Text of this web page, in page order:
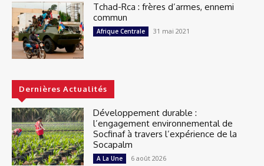
Tchad-Rca : frères d’armes, ennemi
commun
Afrique Centrale 31 mai 2021
Dernières Actualités
Développement durable :
l’engagement environnemental de
Socfinaf à travers l’expérience de la
Socapalm
A La Une 6 août 2026